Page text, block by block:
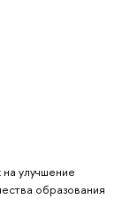
улучшение
образования